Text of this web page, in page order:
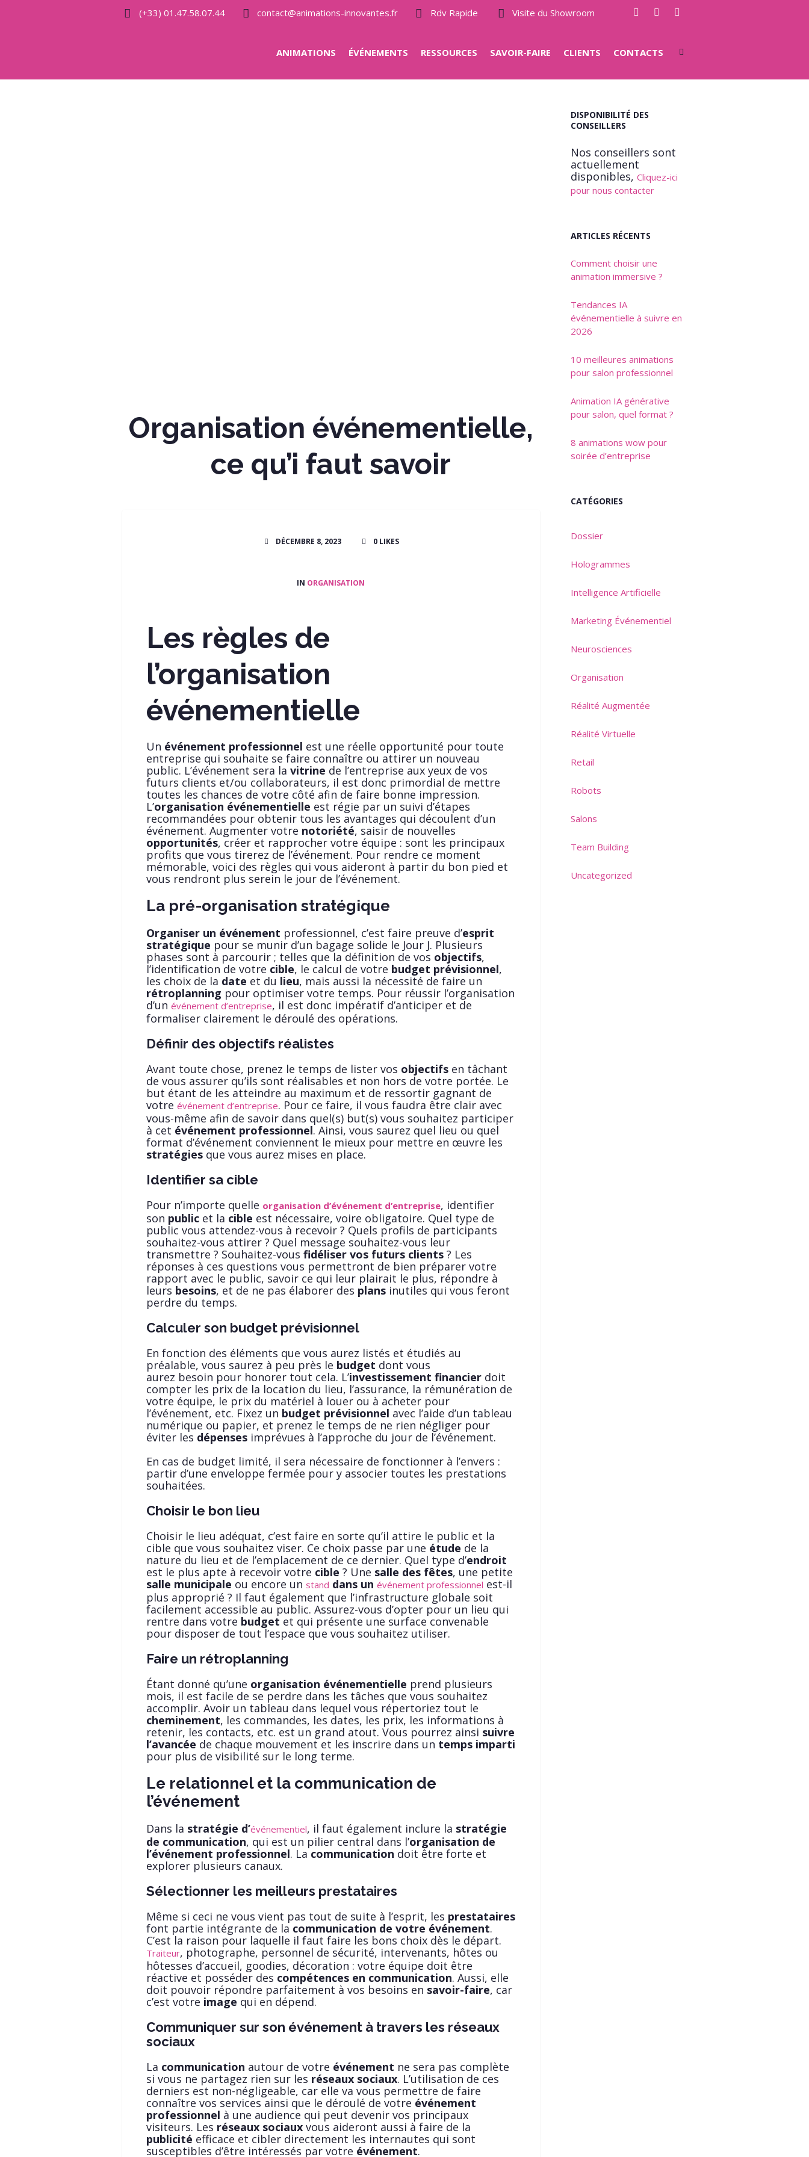
(+33) 01.47.58.07.44 contact@animations-innovantes.fr Rdv Rapide Visite du Showroom
ANIMATIONS ÉVÉNEMENTS RESSOURCES SAVOIR-FAIRE CLIENTS CONTACTS
Organisation événementielle,
ce qu’i faut savoir
DÉCEMBRE 8, 2023 0 LIKES
IN ORGANISATION
Les règles de
l’organisation
événementielle
Un événement professionnel est une réelle opportunité pour toute
entreprise qui souhaite se faire connaître ou attirer un nouveau
public. L’événement sera la vitrine de l’entreprise aux yeux de vos
futurs clients et/ou collaborateurs, il est donc primordial de mettre
toutes les chances de votre côté afin de faire bonne impression.
L’organisation événementielle est régie par un suivi d’étapes
recommandées pour obtenir tous les avantages qui découlent d’un
événement. Augmenter votre notoriété, saisir de nouvelles
opportunités, créer et rapprocher votre équipe : sont les principaux
profits que vous tirerez de l’événement. Pour rendre ce moment
mémorable, voici des règles qui vous aideront à partir du bon pied et
vous rendront plus serein le jour de l’événement.
La pré-organisation stratégique
Organiser un événement professionnel, c’est faire preuve d’esprit
stratégique pour se munir d’un bagage solide le Jour J. Plusieurs
phases sont à parcourir ; telles que la définition de vos objectifs,
l’identification de votre cible, le calcul de votre budget prévisionnel,
les choix de la date et du lieu, mais aussi la nécessité de faire un
rétroplanning pour optimiser votre temps. Pour réussir l’organisation
d’un événement d’entreprise, il est donc impératif d’anticiper et de
formaliser clairement le déroulé des opérations.
Définir des objectifs réalistes
Avant toute chose, prenez le temps de lister vos objectifs en tâchant
de vous assurer qu’ils sont réalisables et non hors de votre portée. Le
but étant de les atteindre au maximum et de ressortir gagnant de
votre événement d’entreprise. Pour ce faire, il vous faudra être clair avec
vous-même afin de savoir dans quel(s) but(s) vous souhaitez participer
à cet événement professionnel. Ainsi, vous saurez quel lieu ou quel
format d’événement conviennent le mieux pour mettre en œuvre les
stratégies que vous aurez mises en place.
Identifier sa cible
Pour n’importe quelle organisation d’événement d’entreprise, identifier
son public et la cible est nécessaire, voire obligatoire. Quel type de
public vous attendez-vous à recevoir ? Quels profils de participants
souhaitez-vous attirer ? Quel message souhaitez-vous leur
transmettre ? Souhaitez-vous fidéliser vos futurs clients ? Les
réponses à ces questions vous permettront de bien préparer votre
rapport avec le public, savoir ce qui leur plairait le plus, répondre à
leurs besoins, et de ne pas élaborer des plans inutiles qui vous feront
perdre du temps.
Calculer son budget prévisionnel
En fonction des éléments que vous aurez listés et étudiés au
préalable, vous saurez à peu près le budget dont vous
aurez besoin pour honorer tout cela. L’investissement financier doit
compter les prix de la location du lieu, l’assurance, la rémunération de
votre équipe, le prix du matériel à louer ou à acheter pour
l’événement, etc. Fixez un budget prévisionnel avec l’aide d’un tableau
numérique ou papier, et prenez le temps de ne rien négliger pour
éviter les dépenses imprévues à l’approche du jour de l’événement.
En cas de budget limité, il sera nécessaire de fonctionner à l’envers :
partir d’une enveloppe fermée pour y associer toutes les prestations
souhaitées.
Choisir le bon lieu
Choisir le lieu adéquat, c’est faire en sorte qu’il attire le public et la
cible que vous souhaitez viser. Ce choix passe par une étude de la
nature du lieu et de l’emplacement de ce dernier. Quel type d’endroit
est le plus apte à recevoir votre cible ? Une salle des fêtes, une petite
salle municipale ou encore un stand dans un événement professionnel est-il
plus approprié ? Il faut également que l’infrastructure globale soit
facilement accessible au public. Assurez-vous d’opter pour un lieu qui
rentre dans votre budget et qui présente une surface convenable
pour disposer de tout l’espace que vous souhaitez utiliser.
Faire un rétroplanning
Étant donné qu’une organisation événementielle prend plusieurs
mois, il est facile de se perdre dans les tâches que vous souhaitez
accomplir. Avoir un tableau dans lequel vous répertoriez tout le
cheminement, les commandes, les dates, les prix, les informations à
retenir, les contacts, etc. est un grand atout. Vous pourrez ainsi suivre
l’avancée de chaque mouvement et les inscrire dans un temps imparti
pour plus de visibilité sur le long terme.
Le relationnel et la communication de
l’événement
Dans la stratégie d’événementiel, il faut également inclure la stratégie
de communication, qui est un pilier central dans l’organisation de
l’événement professionnel. La communication doit être forte et
explorer plusieurs canaux.
Sélectionner les meilleurs prestataires
Même si ceci ne vous vient pas tout de suite à l’esprit, les prestataires
font partie intégrante de la communication de votre événement.
C’est la raison pour laquelle il faut faire les bons choix dès le départ.
Traiteur, photographe, personnel de sécurité, intervenants, hôtes ou
hôtesses d’accueil, goodies, décoration : votre équipe doit être
réactive et posséder des compétences en communication. Aussi, elle
doit pouvoir répondre parfaitement à vos besoins en savoir-faire, car
c’est votre image qui en dépend.
Communiquer sur son événement à travers les réseaux
sociaux
La communication autour de votre événement ne sera pas complète
si vous ne partagez rien sur les réseaux sociaux. L’utilisation de ces
derniers est non-négligeable, car elle va vous permettre de faire
connaître vos services ainsi que le déroulé de votre événement
professionnel à une audience qui peut devenir vos principaux
visiteurs. Les réseaux sociaux vous aideront aussi à faire de la
publicité efficace et cibler directement les internautes qui sont
susceptibles d’être intéressés par votre événement.
DISPONIBILITÉ DES
CONSEILLERS
Nos conseillers sont
actuellement
disponibles, Cliquez-ici
pour nous contacter
ARTICLES RÉCENTS
Comment choisir une
animation immersive ?
Tendances IA
événementielle à suivre en
2026
10 meilleures animations
pour salon professionnel
Animation IA générative
pour salon, quel format ?
8 animations wow pour
soirée d’entreprise
CATÉGORIES
Dossier
Hologrammes
Intelligence Artificielle
Marketing Événementiel
Neurosciences
Organisation
Réalité Augmentée
Réalité Virtuelle
Retail
Robots
Salons
Team Building
Uncategorized